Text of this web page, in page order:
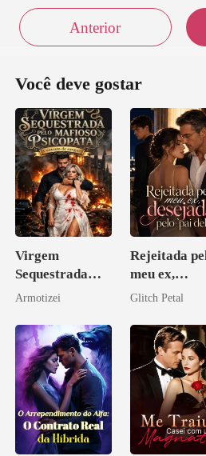
Anterior
Você deve gostar
Virgem
Sequestrada
pelo Mafioso
CONTRATO
DE SANGUE
Armotizei
Rejeitada
meu ex,
desejada pelo
Glitch Petal